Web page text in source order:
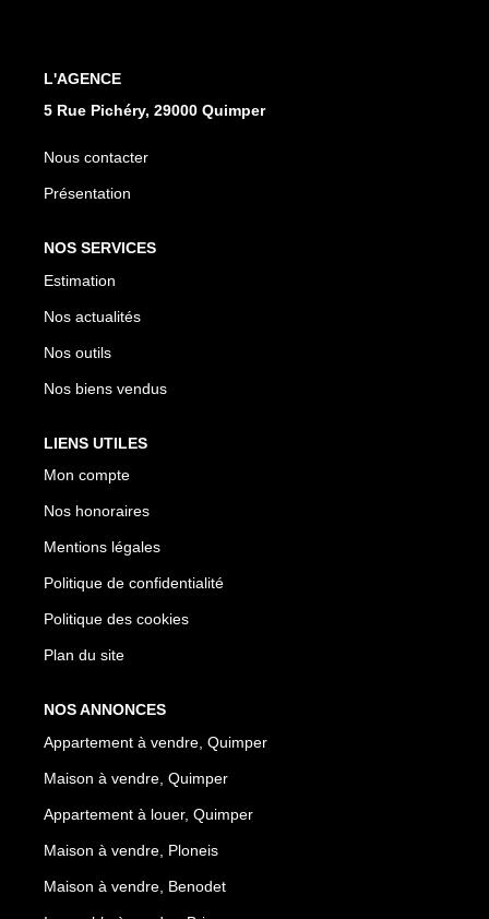
L'AGENCE
5 Rue Pichéry, 29000 Quimper
Nous contacter
Présentation
NOS SERVICES
Estimation
Nos actualités
Nos outils
Nos biens vendus
LIENS UTILES
Mon compte
Nos honoraires
Mentions légales
Politique de confidentialité
Politique des cookies
Plan du site
NOS ANNONCES
Appartement à vendre, Quimper
Maison à vendre, Quimper
Appartement à louer, Quimper
Maison à vendre, Ploneis
Maison à vendre, Benodet